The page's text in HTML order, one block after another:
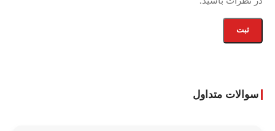
سوالات متداول